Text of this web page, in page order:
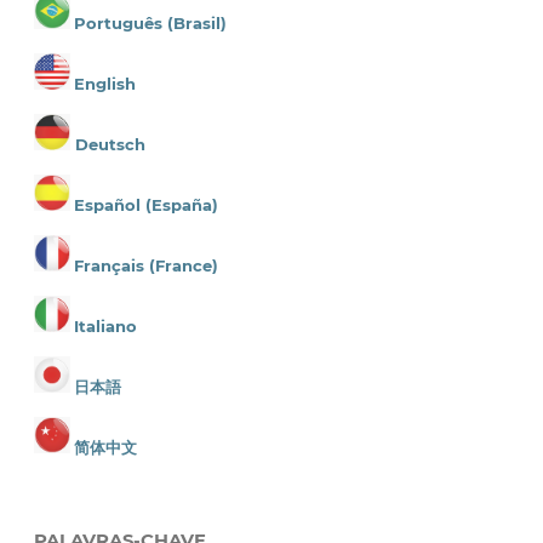
Português (Brasil)
English
Deutsch
Español (España)
Français (France)
Italiano
日本語
简体中文